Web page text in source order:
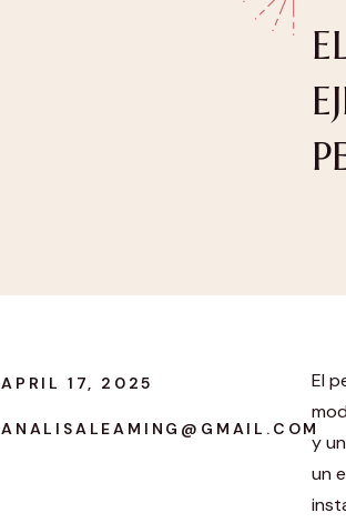
El
y
un
APRIL 17, 2025
ANALISALEAMING@GMAIL.COM